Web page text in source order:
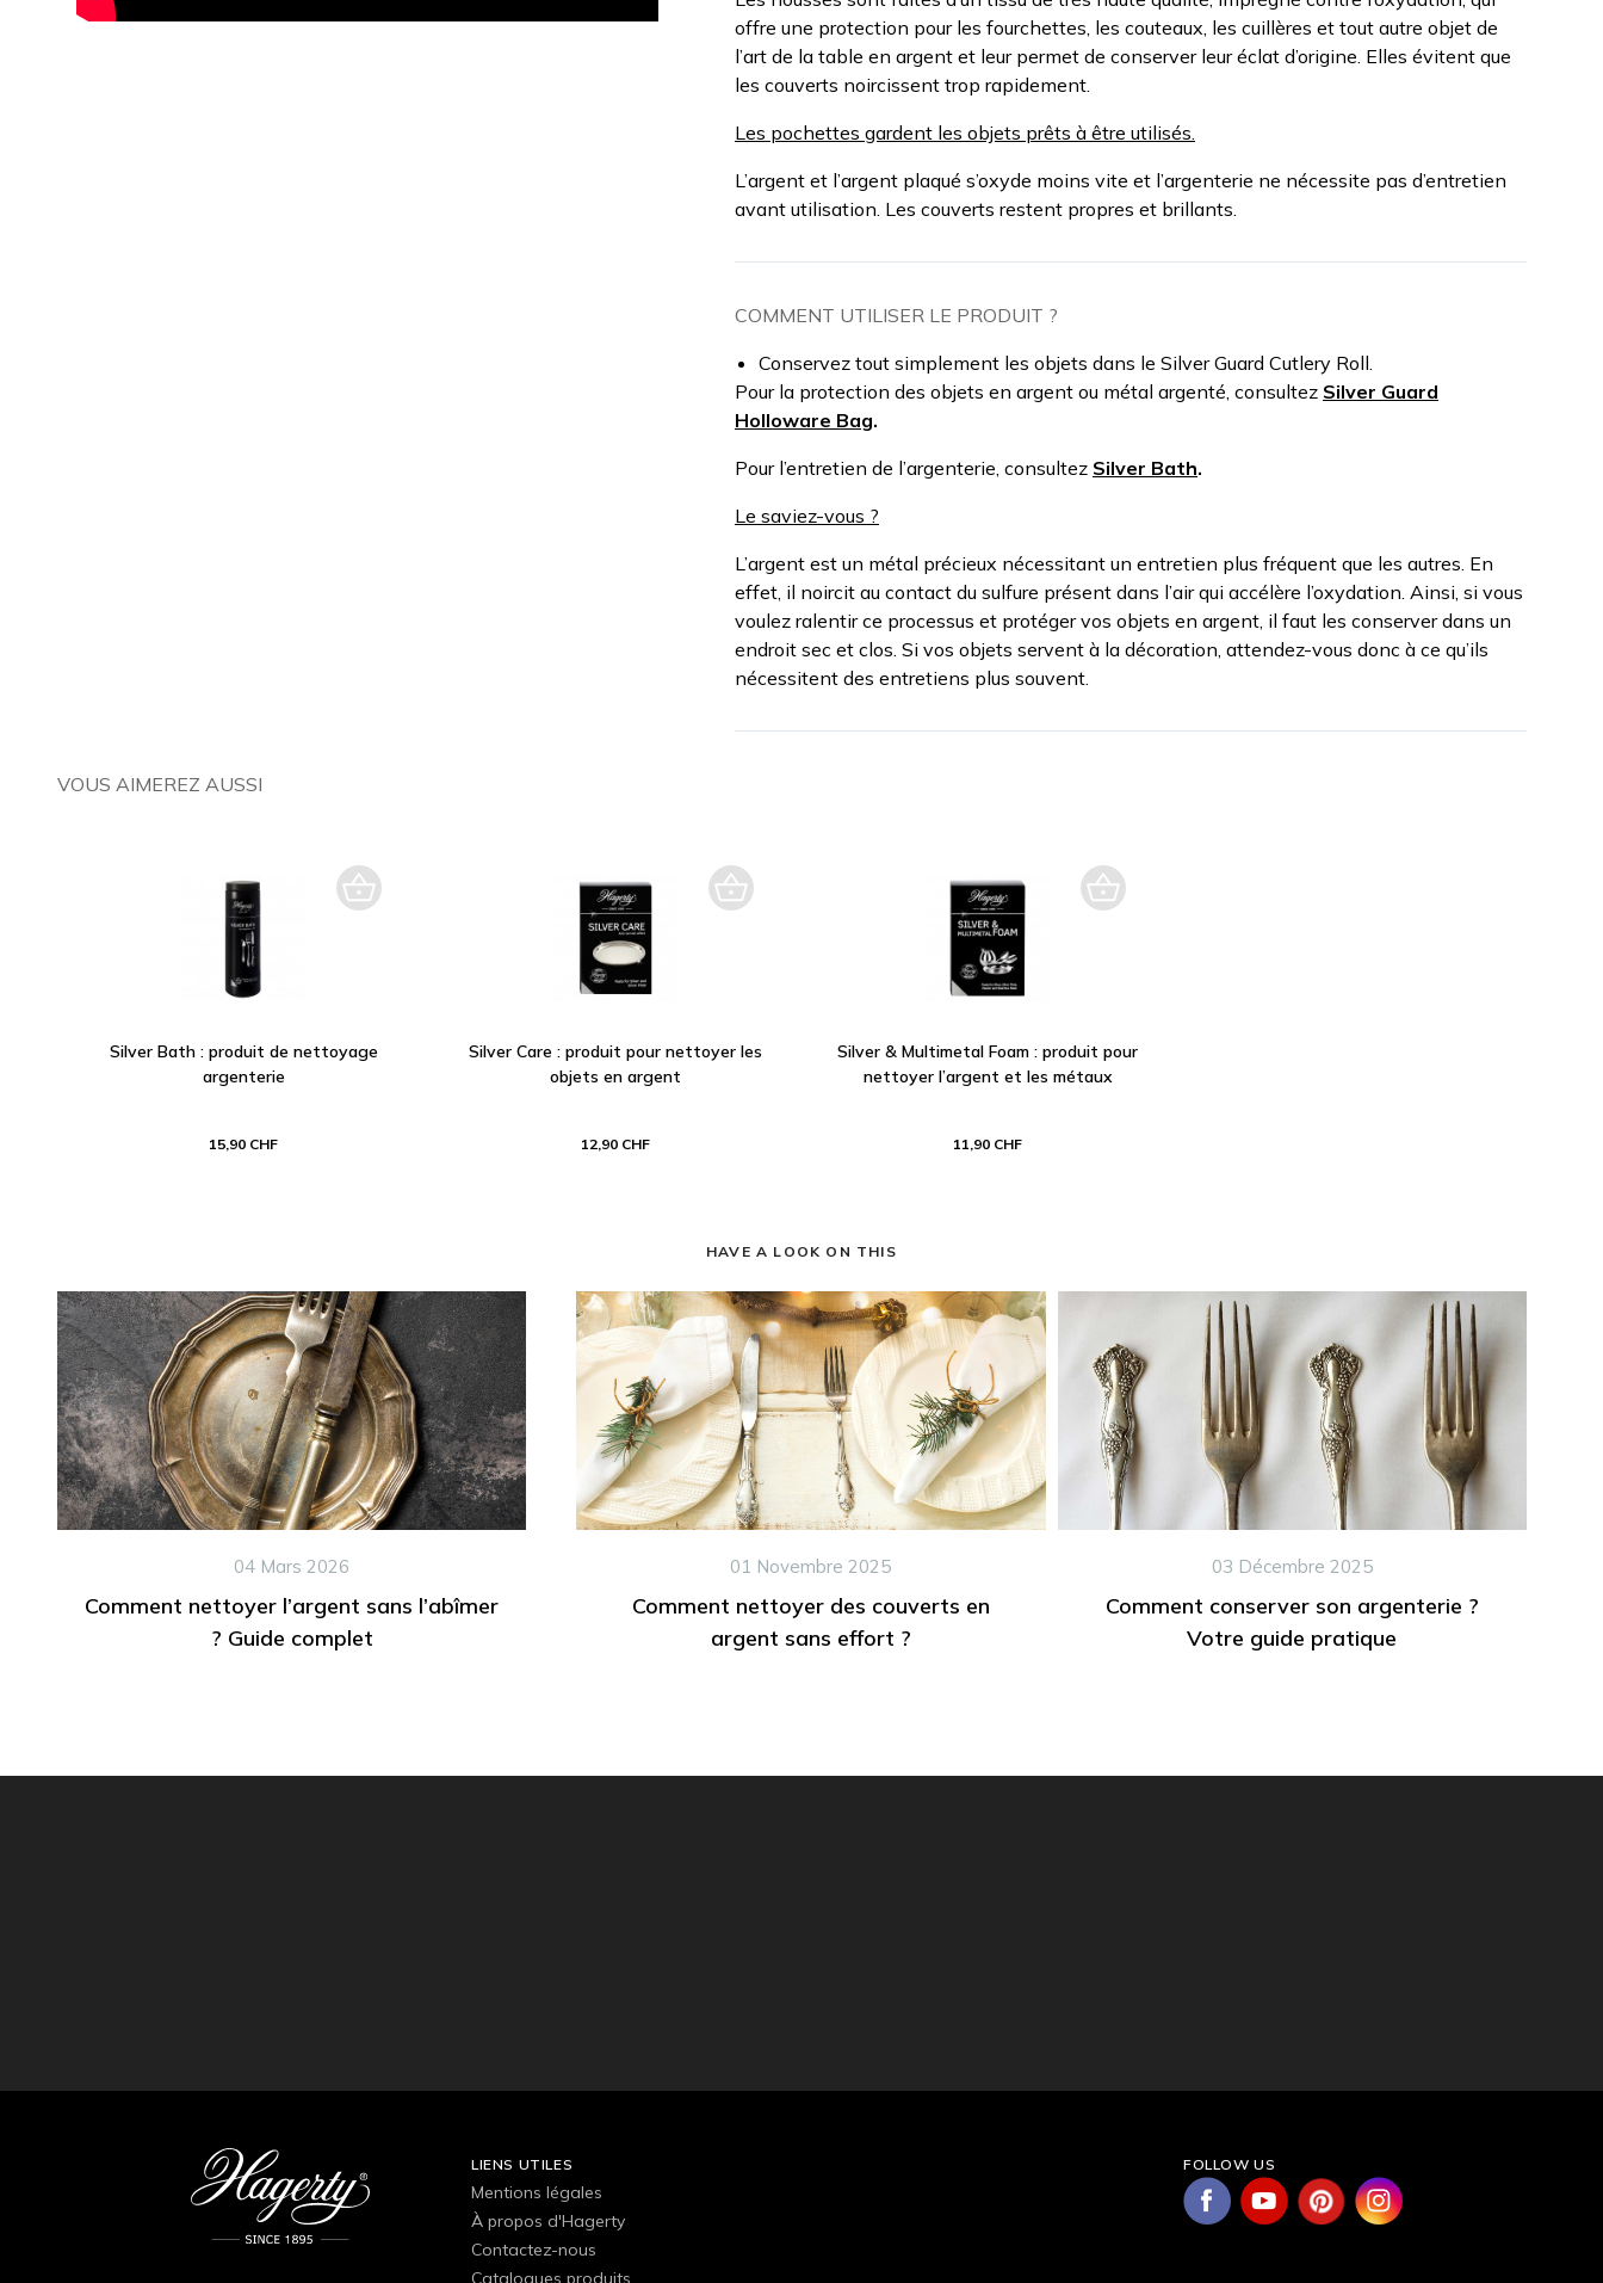
offre une protection pour les fourchettes, les couteaux, les cuillères et tout autre objet de
l’art de la table en argent et leur permet de conserver leur éclat d’origine. Elles évitent que
les couverts noircissent trop rapidement.
Les pochettes gardent les objets prêts à être utilisés.
L’argent et l’argent plaqué s’oxyde moins vite et l’argenterie ne nécessite pas d’entretien
avant utilisation. Les couverts restent propres et brillants.
COMMENT UTILISER LE PRODUIT ?
Conservez tout simplement les objets dans le Silver Guard Cutlery Roll.
Pour la protection des objets en argent ou métal argenté, consultez Silver Guard
Holloware Bag.
Pour l’entretien de l’argenterie, consultez Silver Bath.
Le saviez-vous ?
L’argent est un métal précieux nécessitant un entretien plus fréquent que les autres. En
effet, il noircit au contact du sulfure présent dans l’air qui accélère l’oxydation. Ainsi, si vous
voulez ralentir ce processus et protéger vos objets en argent, il faut les conserver dans un
endroit sec et clos. Si vos objets servent à la décoration, attendez-vous donc à ce qu’ils
nécessitent des entretiens plus souvent.
VOUS AIMEREZ AUSSI
Silver Bath : produit de nettoyage
argenterie
15,90 CHF
Silver Care : produit pour nettoyer les
objets en argent
12,90 CHF
Silver & Multimetal Foam : produit pour
nettoyer l’argent et les métaux
11,90 CHF
HAVE A LOOK ON THIS
04 Mars 2026
Comment nettoyer l’argent sans l’abîmer
? Guide complet
01 Novembre 2025
Comment nettoyer des couverts en
argent sans effort ?
03 Décembre 2025
Comment conserver son argenterie ?
Votre guide pratique
LIENS UTILES
Mentions légales
À propos d'Hagerty
Contactez-nous
Catalogues produits
FOLLOW US